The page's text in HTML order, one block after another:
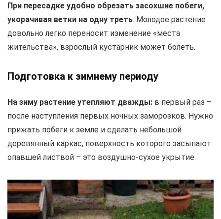
При пересадке удобно обрезать засохшие побеги,
укорачивая ветки на одну треть. Молодое растение
довольно легко переносит изменение «места
жительства», взрослый кустарник может болеть.
Подготовка к зимнему периоду
На зиму растение утепляют дважды: в первый раз –
после наступления первых ночных заморозков. Нужно
прижать побеги к земле и сделать небольшой
деревянный каркас, поверхность которого засыпают
опавшей листвой – это воздушно-сухое укрытие.